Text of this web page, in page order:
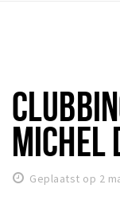
Eten
Drinken
Slapen
MICHEL
Geplaatst op 2